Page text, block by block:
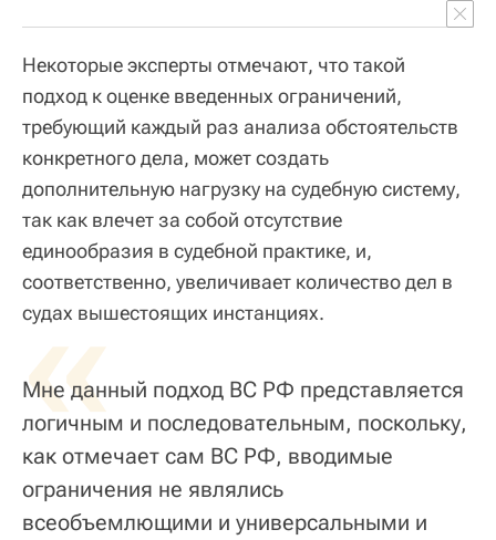
Некоторые эксперты отмечают, что такой
подход к оценке введенных ограничений,
требующий каждый раз анализа обстоятельств
конкретного дела, может создать
дополнительную нагрузку на судебную систему,
так как влечет за собой отсутствие
единообразия в судебной практике, и,
соответственно, увеличивает количество дел в
судах вышестоящих инстанциях.
«
Мне данный подход ВС РФ представляется
логичным и последовательным, поскольку,
как отмечает сам ВС РФ, вводимые
ограничения не являлись
всеобъемлющими и универсальными и